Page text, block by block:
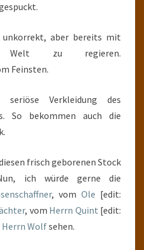
aber bereits mit
Welt zu regieren.
Feinsten.
Verkleidung des
So bekommen auch die
frisch geborenen Stock
ich würde gerne die
, vom Ole [edit:
, vom Herrn Quint [edit:
Herrn Wolfsehen.